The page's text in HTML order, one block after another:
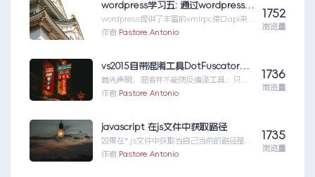
wordpress学习五: 通过wordpress_xmlrpc的python包远程操作wordpress
wordpress提供了丰富的xmlrpc接口api来供
我们远程操控wp的内容。伟大的开源社区有
wordpress
作者:Pastore Antonio
1752
浏览量
vs2015自带混淆工具DotFuscator使用方法（超简单）
首先声明，混淆并不能防反编译工具，只能
增加反编译出来的代码阅读难度（把方法和
作者:Pastore Antonio
1736
浏览量
javascript 在js文件中获取路径
如果在*.js文件中获取当自己当前的路径是很
重要的。举个例子，如果一个css文件中引用
作者:Pastore Antonio
1735
浏览量